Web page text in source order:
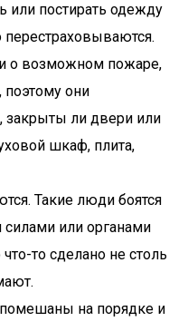
или постирать одежду
перестраховываются.
о возможном пожаре,
поэтому они
закрыты ли двери или
шкаф, плита,
Такие люди боятся
или органами
то сделано не столь
на порядке и